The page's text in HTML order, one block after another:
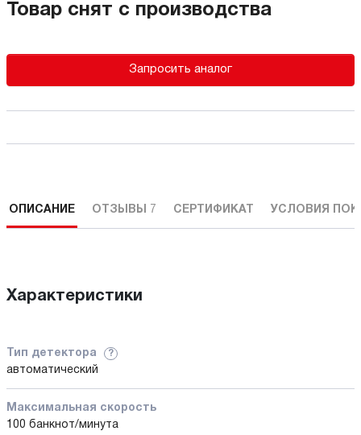
Товар снят с производства
Запросить аналог
ОПИСАНИЕ ОТЗЫВЫ 7 СЕРТИФИКАТ УСЛОВИЯ
Характеристики
Тип детектора ?
автоматический
Максимальная скорость
100 банкнот/минута